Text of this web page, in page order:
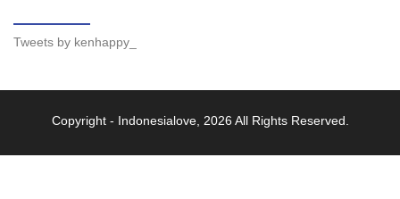
Tweets by kenhappy_
Copyright - Indonesialove, 2026 All Rights Reserved.